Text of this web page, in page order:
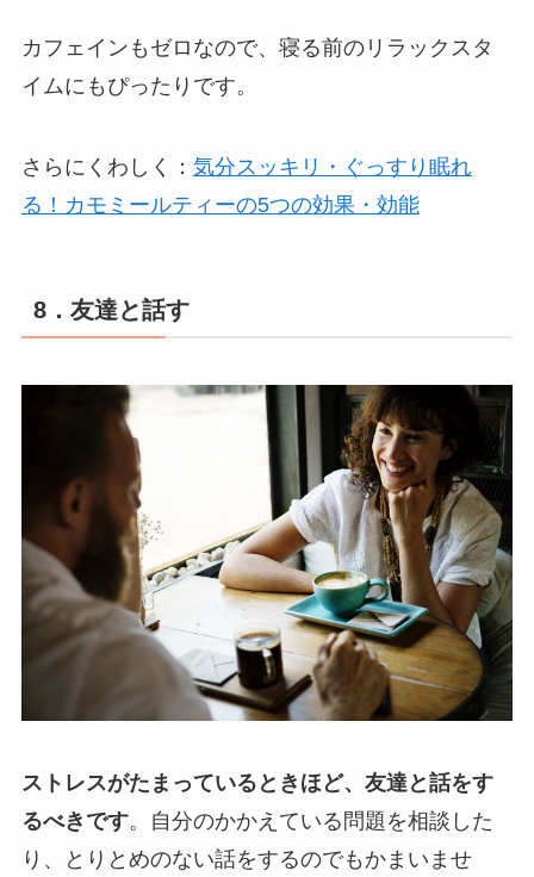
カフェインもゼロなので、寝る前のリラックスタ
イムにもぴったりです。
さらにくわしく： 気分スッキリ・ぐっすり眠れ
る！カモミールティーの5つの効果・効能
8．友達と話す
ストレスがたまっているときほど、友達と話をす
るべきです。自分のかかえている問題を相談した
り、とりとめのない話をするのでもかまいませ